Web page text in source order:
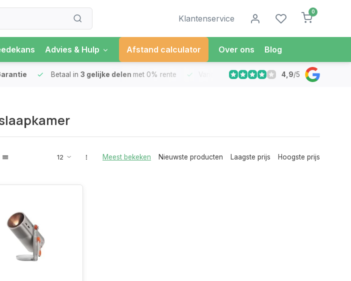
Klantenservice
0
Advies & Hulp Afstand calculator Over ons Blog
Betaal in 3 gelijke delenmet 0% rente Vandaag besteldMorgen in Huis*
4,9/5
Meest bekeken Nieuwste producten Laagste prijs Hoogste prijs